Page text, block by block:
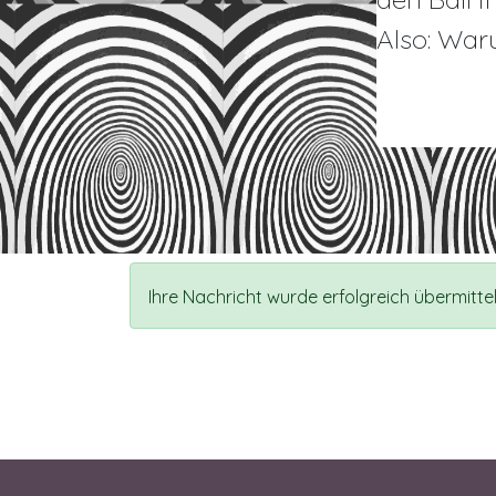
Also:
Ihre Nachricht wurde erfolgreich